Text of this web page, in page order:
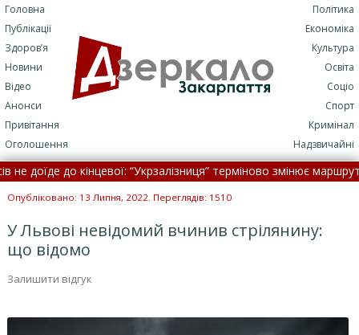
Головна
Публікації
Здоров’я
Новини
Відео
Анонси
Привітання
Оголошення
Політика
Економіка
Культура
Освіта
Соціо
Спорт
Кримінал
Надзвичайні
до кінцевої: “Укрзалізниця” терміново змінює маршрути •
лікарку, яка подала декларацію про доходи у паперовому
Опубліковано: 13 Липня, 2022. Переглядів: 1510
У Львові невідомий вчинив стрілянину:
що відомо
Залишити відгук